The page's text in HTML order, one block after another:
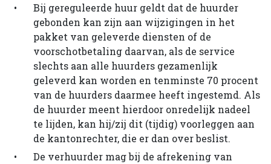
Bij gereguleerde huur geldt dat de huurder
gebonden kan zijn aan wijzigingen in het
pakket van geleverde diensten of de
voorschotbetaling daarvan, als de service
slechts aan alle huurders gezamenlijk
geleverd kan worden en tenminste 70 procent
van de huurders daarmee heeft ingestemd. Als
de huurder meent hierdoor onredelijk nadeel
te lijden, kan hij/zij dit (tijdig) voorleggen aan
de kantonrechter, die er dan over beslist.
De verhuurder mag bij de afrekening van